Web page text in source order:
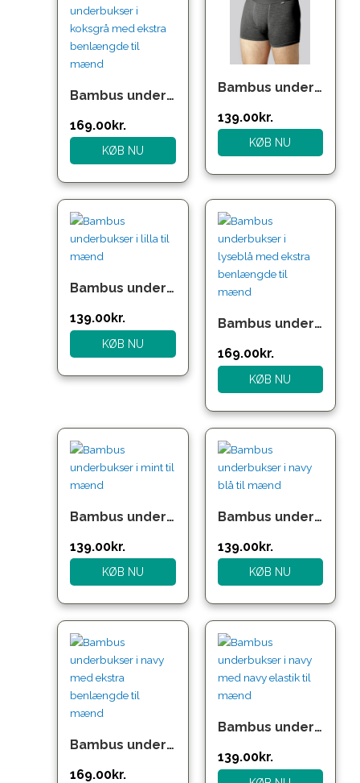
Bambus underbukser i koksgrå med ekstra benlængde til mænd
169.00kr.
KØB NU
Bambus underbukser i koksgrå med koksgrå elastik til mænd
139.00kr.
KØB NU
Bambus underbukser i lilla til mænd
139.00kr.
KØB NU
Bambus underbukser i lyseblå med ekstra benlængde til mænd
169.00kr.
KØB NU
Bambus underbukser i mint til mænd
139.00kr.
KØB NU
Bambus underbukser i navy blå til mænd
139.00kr.
KØB NU
Bambus underbukser i navy med ekstra benlængde til mænd
169.00kr.
Bambus underbukser i navy med navy elastik til mænd
139.00kr.